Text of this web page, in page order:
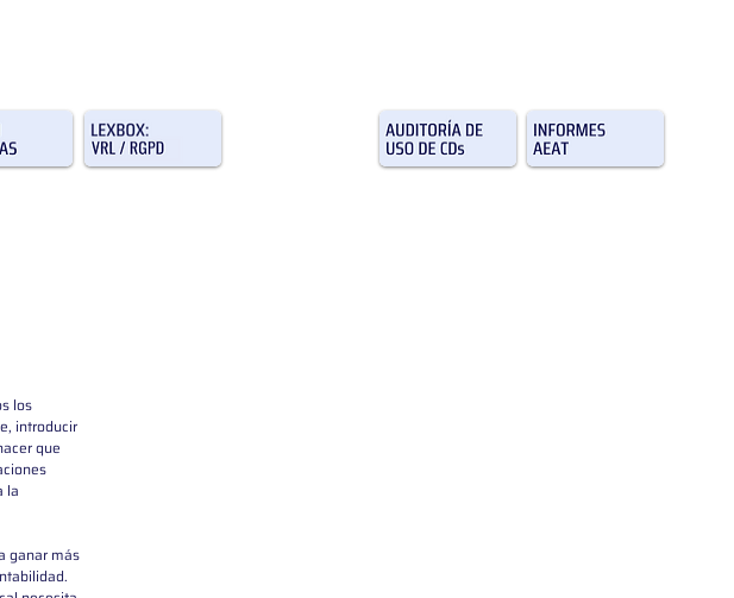
los
introducir
que
la
ganar más